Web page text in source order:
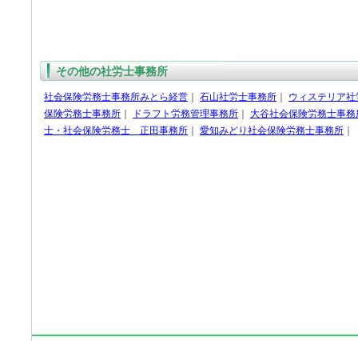
その他の社労士事務所
社会保険労務士事務所みとら経営 石山社労士事務所
ウィステリア
保険労務士事務所
ドラフト労務管理事務所
大谷社会保険労務士事務
士・社会保険労務士 正田事務所
愛知みどり社会保険労務士事務所